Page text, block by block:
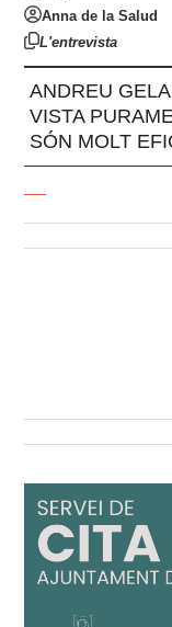
Anna de la Salud
L'entrevista
ANDREU
VISTA
SÓN MOLT